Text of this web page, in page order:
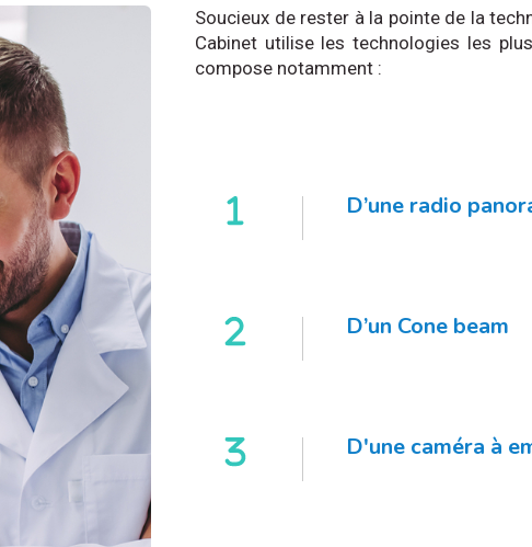
Soucieux de rester à la pointe de la
Cabinet utilise les technologies les
compose notamment :
D’une radio
D’un Cone beam
D'une caméra à